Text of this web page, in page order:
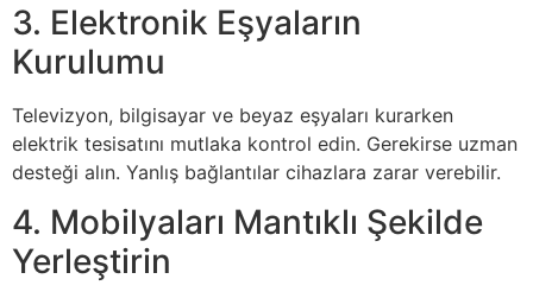
3. Elektronik Eşyaların
Kurulumu
Televizyon, bilgisayar ve beyaz eşyaları kurarken
elektrik tesisatını mutlaka kontrol edin. Gerekirse uzman
desteği alın. Yanlış bağlantılar cihazlara zarar verebilir.
4. Mobilyaları Mantıklı Şekilde
Yerleştirin